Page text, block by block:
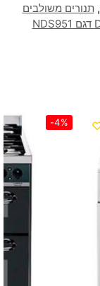
,תנורים משולבים
-4%